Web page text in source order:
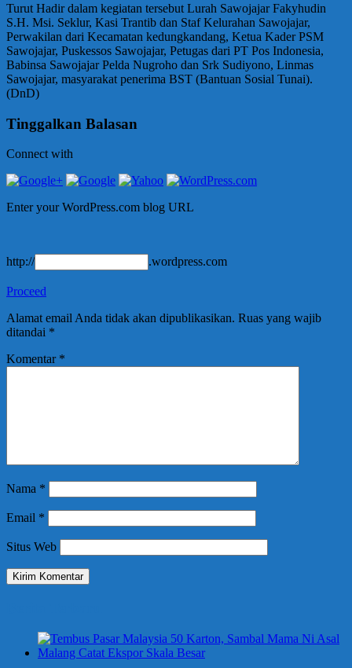
Turut Hadir dalam kegiatan tersebut Lurah Sawojajar Fakyhudin
S.H. Msi. Seklur, Kasi Trantib dan Staf Kelurahan Sawojajar,
Perwakilan dari Kecamatan kedungkandang, Ketua Kader PSM
Sawojajar, Puskessos Sawojajar, Petugas dari PT Pos Indonesia,
Babinsa Sawojajar Pelda Nugroho dan Srk Sudiyono, Linmas
Sawojajar, masyarakat penerima BST (Bantuan Sosial Tunai).
(DnD)
Tinggalkan Balasan
Connect with
Enter your WordPress.com blog URL
http:// .wordpress.com
Proceed
Alamat email Anda tidak akan dipublikasikan. Ruas yang wajib
ditandai *
Komentar *
Nama *
Email *
Situs Web